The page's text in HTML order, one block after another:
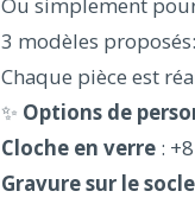
3 modèles
Chaque pièce est
✨ Options de
Cloche en verre :
Gravure sur le socle